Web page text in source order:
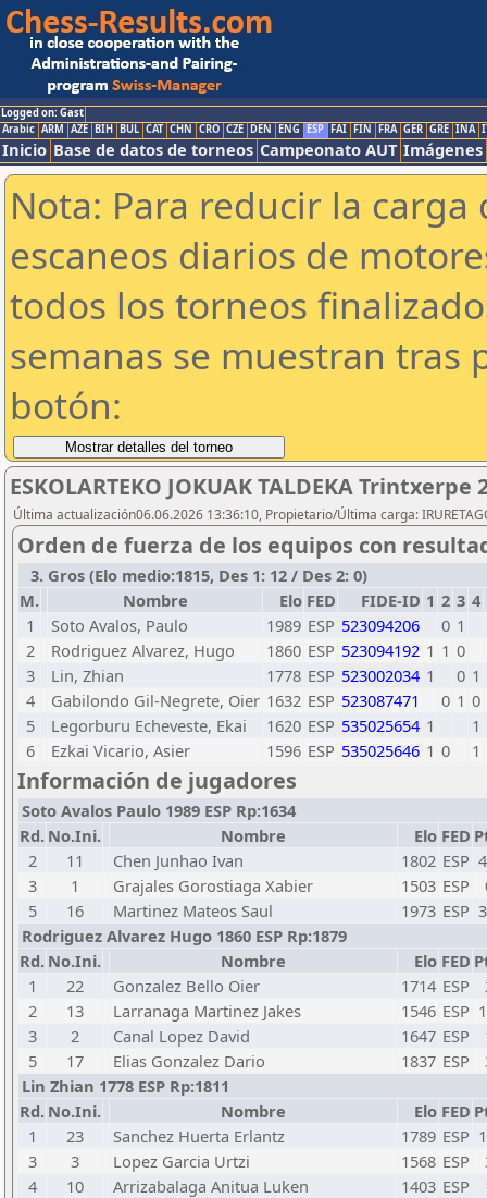
Logged on: Gast
Arabic ARM AZE BIH BUL CAT CHN CRO CZE DEN ENG ESP FAI FIN FRA GER GRE INA
Inicio Base de datos de torneos Campeonato AUT Imágenes
Nota: Para reducir la
escaneos diarios de
todos los torneos
semanas se muestran tras
botón:
ESKOLARTEKO JOKUAK TALDEKA Trintxerpe
Última actualización06.06.2026 13:36:10, Propietario/Última carga:
Orden de fuerza de los equipos con
3. Gros (Elo medio:1815, Des 1: 12 / Des 2: 0)
M.
Nombre Elo FED FIDE-ID 1 2 3 4
1
Soto Avalos, Paulo 1989 ESP 523094206 0 1
2
Rodriguez Alvarez, Hugo 1860 ESP 523094192 1 1 0
3
Lin, Zhian 1778 ESP 523002034 1 0 1
4
Gabilondo Gil-Negrete, Oier 1632 ESP 523087471 0 1 0
5
Legorburu Echeveste, Ekai 1620 ESP 535025654 1
1
6
Ezkai Vicario, Asier 1596 ESP 535025646 1 0 1
Información de jugadores
Soto Avalos Paulo 1989 ESP Rp:1634
Rd. No.Ini. Nombre Elo FED
2
11 Chen Junhao Ivan 1802 ESP
3
1 Grajales Gorostiaga Xabier 1503 ESP
5
16 Martinez Mateos Saul 1973 ESP
Rodriguez Alvarez Hugo 1860 ESP Rp:1879
Rd. No.Ini. Nombre Elo FED
1
22 Gonzalez Bello Oier 1714 ESP
2
13 Larranaga Martinez Jakes 1546 ESP
3
2 Canal Lopez David 1647 ESP
5
17 Elias Gonzalez Dario 1837 ESP
Lin Zhian 1778 ESP Rp:1811
Rd. No.Ini. Nombre Elo FED
1
23 Sanchez Huerta Erlantz 1789 ESP
3
3 Lopez Garcia Urtzi 1568 ESP
4
10 Arrizabalaga Anitua Luken 1403 ESP